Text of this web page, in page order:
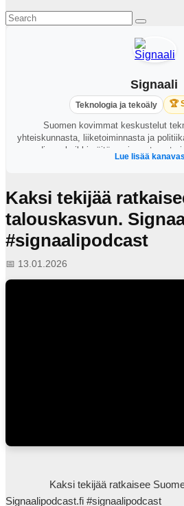
Signaali
Teknologia ja tekoäly 🏆
Suomen kovimmat keskustelut
yhteiskunnasta, liiketoiminnasta ja
audiona, kaikki näitä uusimmat ovat
George
Lue lisää
Kaksi tekijää
talouskasvun.
#signaalipodcast
📅 13.01.2026
Signaalipodcast.fi